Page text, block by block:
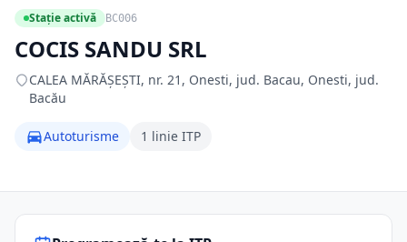
Stație activă BC006
COCIS SANDU SRL
CALEA MĂRĂŞEŞTI, nr. 21, Onesti, jud. Bacau, Onesti, jud.
Bacău
Autoturisme 1 linie ITP